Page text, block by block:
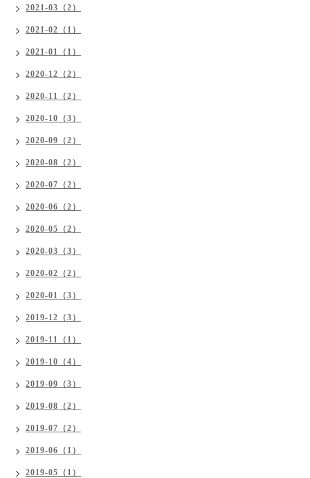
2021-03（2）
2021-02（1）
2021-01（1）
2020-12（2）
2020-11（2）
2020-10（3）
2020-09（2）
2020-08（2）
2020-07（2）
2020-06（2）
2020-05（2）
2020-03（3）
2020-02（2）
2020-01（3）
2019-12（3）
2019-11（1）
2019-10（4）
2019-09（3）
2019-08（2）
2019-07（2）
2019-06（1）
2019-05（1）